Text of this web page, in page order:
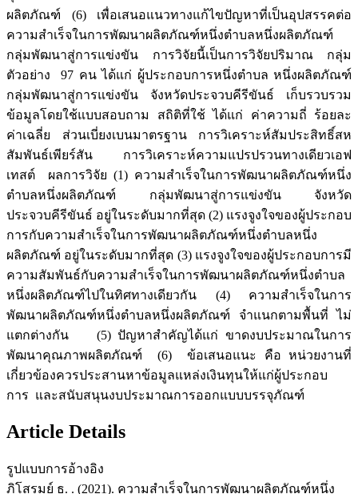
ผลิตภัณฑ์ (6) เพื่อเสนอแนวทางแก้ไขปัญหาที่เป็นอุปสรรคต่อ
ความสำเร็จในการพัฒนาผลิตภัณฑ์หนึ่งตำบลหนึ่งผลิตภัณฑ์
กลุ่มพัฒนาสู่การแข่งขัน การวิจัยนี้เป็นการวิจัยปริมาณ กลุ่ม
ตัวอย่าง 97 คน ได้แก่ ผู้ประกอบการหนึ่งตำบล หนึ่งผลิตภัณฑ์
กลุ่มพัฒนาสู่การแข่งขัน จังหวัดประจวบคีรีขันธ์ เก็บรวบรวม
ข้อมูลโดยใช้แบบสอบถาม สถิติที่ใช้ ได้แก่ ค่าความถี่ ร้อยละ
ค่าเฉลี่ย ส่วนเบี่ยงเบนมาตรฐาน การวิเคราะห์สัมประสิทธิ์สห
สัมพันธ์เพียร์สัน การวิเคราะห์ความแปรปรวนทางเดียวเอฟ
เทสต์ ผลการวิจัย (1) ความสำเร็จในการพัฒนาผลิตภัณฑ์หนึ่ง
ตำบลหนึ่งผลิตภัณฑ์ กลุ่มพัฒนาสู่การแข่งขัน จังหวัด
ประจวบคีรีขันธ์ อยู่ในระดับมากที่สุด (2) แรงจูงใจของผู้ประกอบ
การกับความสำเร็จในการพัฒนาผลิตภัณฑ์หนึ่งตำบลหนึ่ง
ผลิตภัณฑ์ อยู่ในระดับมากที่สุด (3) แรงจูงใจของผู้ประกอบการมี
ความสัมพันธ์กับความสำเร็จในการพัฒนาผลิตภัณฑ์หนึ่งตำบล
หนึ่งผลิตภัณฑ์ไปในทิศทางเดียวกัน (4) ความสำเร็จในการ
พัฒนาผลิตภัณฑ์หนึ่งตำบลหนึ่งผลิตภัณฑ์ จำแนกตามพื้นที่ ไม่
แตกต่างกัน (5) ปัญหาสำคัญได้แก่ ขาดงบประมาณในการ
พัฒนาคุณภาพผลิตภัณฑ์ (6) ข้อเสนอแนะ คือ หน่วยงานที่
เกี่ยวข้องควรประสานหาข้อมูลแหล่งเงินทุนให้แก่ผู้ประกอบ
การ และสนับสนุนงบประมาณการออกแบบบรรจุภัณฑ์
Article Details
รูปแบบการอ้างอิง
ภิโสรมย์ ธ. . (2021). ความสำเร็จในการพัฒนาผลิตภัณฑ์หนึ่ง